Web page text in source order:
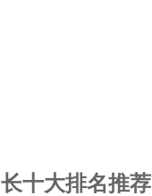
十大排名推荐